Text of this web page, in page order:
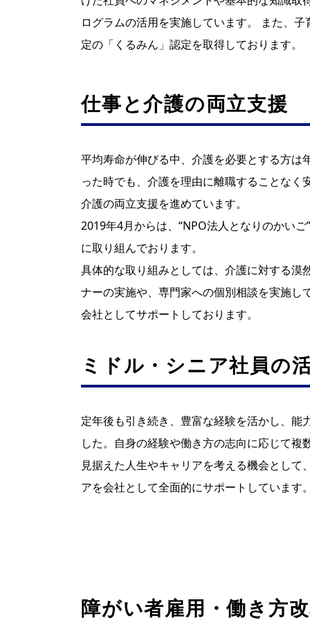
ログラムの活用を実施しています。 また、
定の「くるみん」認定を取得しております。
仕事と介護の両立支援
平均寿命が伸びる中、介護を必要とする方
った時でも、介護を理由に離職することな
介護の両立支援を進めています。
2019年4月からは、“NPO法人となりのかい
に取り組んでおります。
具体的な取り組みとしては、介護に対する
ナーの実施や、専門家への個別相談を実施
会社としてサポートしております。
ミドル・シニア社員の
定年後も引き続き、豊富な経験を活かし、
した。自身の経験や働き方の志向に応じて
見据えた人生やキャリアを考える機会とし
アを会社として全面的にサポートしています
障がい者雇用・働き方